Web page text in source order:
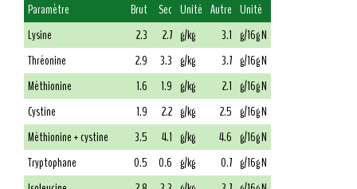
Paramètre Brut Sec Unité Autre Unité
Lysine
2.3 2.7 g/kg 3.1 g/16g N
Thréonine
2.9 3.3 g/kg 3.7 g/16g N
Méthionine
1.6 1.9 g/kg 2.1 g/16g N
Cystine
1.9 2.2 g/kg 2.5 g/16g N
Méthionine + cystine
3.5 4.1 g/kg 4.6 g/16g N
Tryptophane
0.5 0.6 g/kg 0.7 g/16g N